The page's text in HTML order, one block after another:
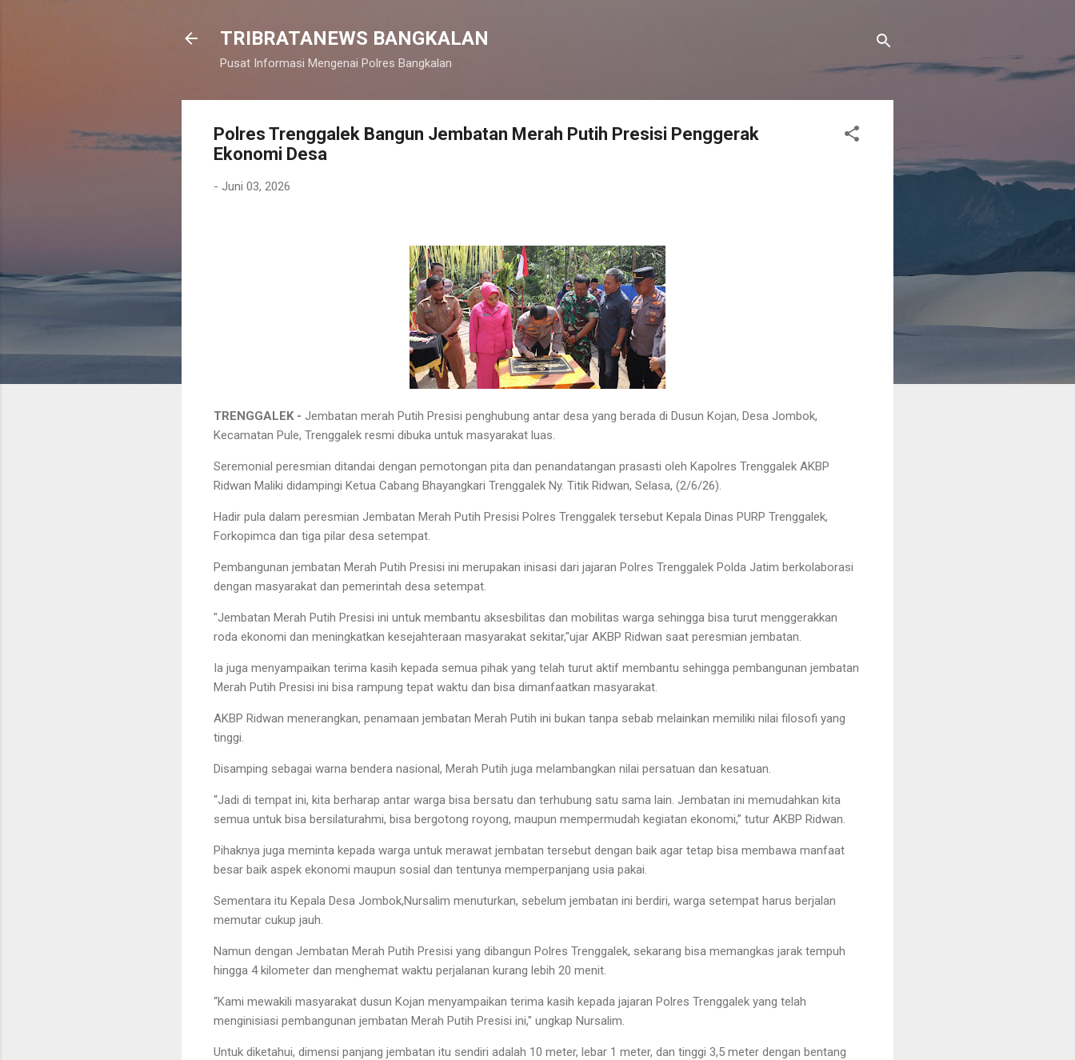
TRIBRATANEWS BANGKALAN
Pusat Informasi Mengenai Polres Bangkalan
Polres Trenggalek Bangun Jembatan Merah Putih Presisi Penggerak
Ekonomi Desa
- Juni 03, 2026
TRENGGALEK - Jembatan merah Putih Presisi penghubung antar desa yang berada di Dusun Kojan, Desa Jombok,
Kecamatan Pule, Trenggalek resmi dibuka untuk masyarakat luas.
Seremonial peresmian ditandai dengan pemotongan pita dan penandatangan prasasti oleh Kapolres Trenggalek AKBP
Ridwan Maliki didampingi Ketua Cabang Bhayangkari Trenggalek Ny. Titik Ridwan, Selasa, (2/6/26).
Hadir pula dalam peresmian Jembatan Merah Putih Presisi Polres Trenggalek tersebut Kepala Dinas PURP Trenggalek,
Forkopimca dan tiga pilar desa setempat.
Pembangunan jembatan Merah Putih Presisi ini merupakan inisasi dari jajaran Polres Trenggalek Polda Jatim berkolaborasi
dengan masyarakat dan pemerintah desa setempat.
"Jembatan Merah Putih Presisi ini untuk membantu aksesbilitas dan mobilitas warga sehingga bisa turut menggerakkan
roda ekonomi dan meningkatkan kesejahteraan masyarakat sekitar,"ujar AKBP Ridwan saat peresmian jembatan.
Ia juga menyampaikan terima kasih kepada semua pihak yang telah turut aktif membantu sehingga pembangunan jembatan
Merah Putih Presisi ini bisa rampung tepat waktu dan bisa dimanfaatkan masyarakat.
AKBP Ridwan menerangkan, penamaan jembatan Merah Putih ini bukan tanpa sebab melainkan memiliki nilai filosofi yang
tinggi.
Disamping sebagai warna bendera nasional, Merah Putih juga melambangkan nilai persatuan dan kesatuan.
“Jadi di tempat ini, kita berharap antar warga bisa bersatu dan terhubung satu sama lain. Jembatan ini memudahkan kita
semua untuk bisa bersilaturahmi, bisa bergotong royong, maupun mempermudah kegiatan ekonomi,” tutur AKBP Ridwan.
Pihaknya juga meminta kepada warga untuk merawat jembatan tersebut dengan baik agar tetap bisa membawa manfaat
besar baik aspek ekonomi maupun sosial dan tentunya memperpanjang usia pakai.
Sementara itu Kepala Desa Jombok,Nursalim menuturkan, sebelum jembatan ini berdiri, warga setempat harus berjalan
memutar cukup jauh.
Namun dengan Jembatan Merah Putih Presisi yang dibangun Polres Trenggalek, sekarang bisa memangkas jarak tempuh
hingga 4 kilometer dan menghemat waktu perjalanan kurang lebih 20 menit.
“Kami mewakili masyarakat dusun Kojan menyampaikan terima kasih kepada jajaran Polres Trenggalek yang telah
menginisiasi pembangunan jembatan Merah Putih Presisi ini," ungkap Nursalim.
Untuk diketahui, dimensi panjang jembatan itu sendiri adalah 10 meter, lebar 1 meter, dan tinggi 3,5 meter dengan bentang